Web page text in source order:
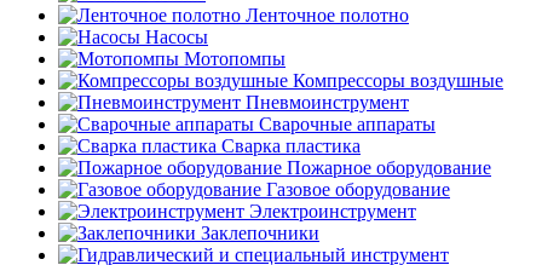
Ленточное полотно
Насосы
Мотопомпы
Компрессоры воздушные
Пневмоинструмент
Сварочные аппараты
Сварка пластика
Пожарное оборудование
Газовое оборудование
Электроинструмент
Заклепочники